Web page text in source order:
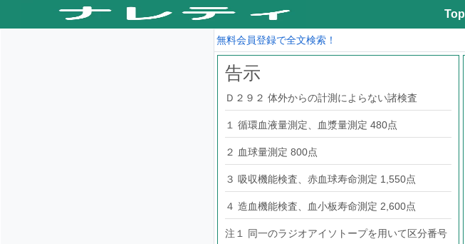
Top
無料会員登録で全文検索！
告示
Ｄ２９２ 体外からの計測によらない諸検査
１ 循環血液量測定、血漿量測定 480点
２ 血球量測定 800点
３ 吸収機能検査、赤血球寿命測定 1,550点
４ 造血機能検査、血小板寿命測定 2,600点
注１ 同一のラジオアイソトープを用いて区分番号